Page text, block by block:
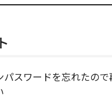
パスワードを忘れたの